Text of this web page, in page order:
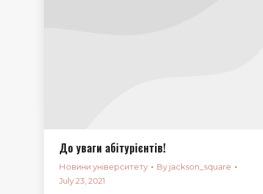
До уваги абітурієнтів!
Новини університету By jackson_square
July 23, 2021